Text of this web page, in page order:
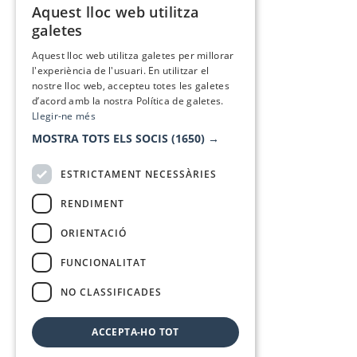
Aquest lloc web utilitza
galetes
Aquest lloc web utilitza galetes per millorar
l'experiència de l'usuari. En utilitzar el
nostre lloc web, accepteu totes les galetes
d’acord amb la nostra Política de galetes.
Llegir-ne més
MOSTRA TOTS ELS SOCIS (1650) →
ESTRICTAMENT NECESSÀRIES
RENDIMENT
ORIENTACIÓ
FUNCIONALITAT
NO CLASSIFICADES
ACCEPTA-HO TOT